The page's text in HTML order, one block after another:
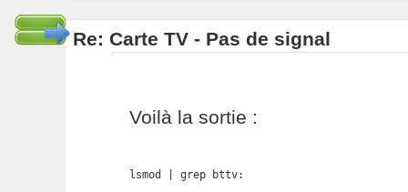
Re: Carte TV - Pas de signal
Voilà la sortie :
lsmod | grep bttv: